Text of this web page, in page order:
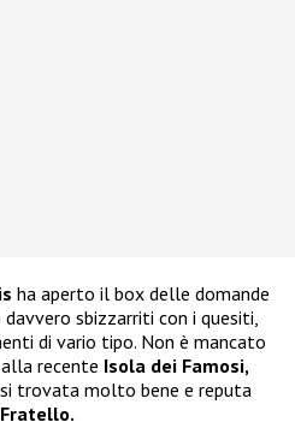
ha aperto il box delle domande
sbizzarriti con i quesiti,
di vario tipo. Non è mancato
recente Isola dei Famosi,
trovata molto bene e reputa